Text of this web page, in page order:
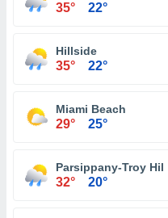
35° 22°
Hillside
35° 22°
Miami Beach
29° 25°
Parsippany-Troy Hills
32° 20°